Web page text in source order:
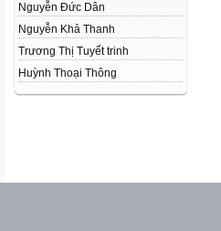
Nguyễn Đức Dân
Nguyễn Khả Thanh
Trương Thị Tuyết trinh
Huỳnh Thoại Thông